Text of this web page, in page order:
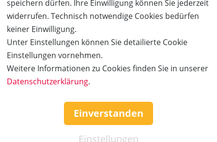
speichern dürfen. Ihre Einwilligung können Sie jederzeit
widerrufen. Technisch notwendige Cookies bedürfen
keiner Einwilligung.
Unter Einstellungen können Sie detailierte Cookie
Einstellungen vornehmen.
Weitere Informationen zu Cookies finden Sie in unserer
Datenschutzerklärung.
Einverstanden
Einstellungen
in einer Suite zum halben Preis!
Adults only!
58%
WEITERE DETAILS JETZTBESTELLEN
Wert: Preis: